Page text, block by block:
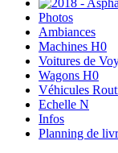
Photos
Ambiances
Machines H0
Voitures de
Wagons H0
Véhicules
Echelle N
Infos
Planning de